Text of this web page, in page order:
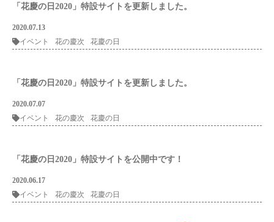
「花慶の日2020」特設サイトを更新しました。
2020.07.13
イベント
花の慶次 花慶の日
「花慶の日2020」特設サイトを更新しました。
2020.07.07
イベント
花の慶次 花慶の日
「花慶の日2020」特設サイトを公開中です！
2020.06.17
イベント
花の慶次 花慶の日